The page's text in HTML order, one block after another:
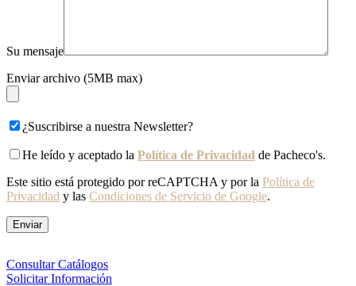
Su mensaje
Enviar archivo (5MB max)
¿Suscribirse a nuestra Newsletter?
He leído y aceptado la Política de Privacidad de Pacheco's.
Este sitio está protegido por reCAPTCHA y por la Política de
Privacidad y las Condiciones de Servicio de Google.
Consultar Catálogos
Solicitar Información